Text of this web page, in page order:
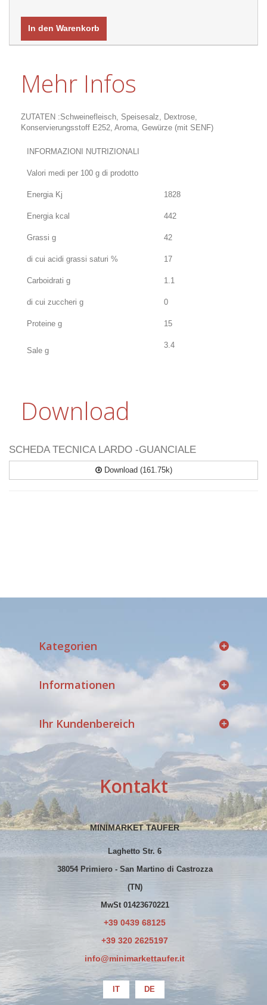
In den Warenkorb
Mehr Infos
ZUTATEN :Schweinefleisch, Speisesalz, Dextrose,
Konservierungsstoff E252, Aroma, Gewürze (mit SENF)
INFORMAZIONI NUTRIZIONALI
Valori medi per 100 g di prodotto
Energia Kj 1828
Energia kcal 442
Grassi g 42
di cui acidi grassi saturi % 17
Carboidrati g 1.1
di cui zuccheri g 0
Proteine g 15
Sale g
3.4
Download
SCHEDA TECNICA LARDO -GUANCIALE
Download (161.75k)
Kategorien
Informationen
Ihr Kundenbereich
Kontakt
MINIMARKET TAUFER
Laghetto Str. 6
38054 Primiero - San Martino di Castrozza
(TN)
MwSt 01423670221
+39 0439 68125
+39 320 2625197
info@minimarkettaufer.it
IT DE